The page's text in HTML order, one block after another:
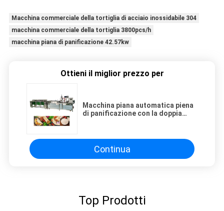
Macchina commerciale della tortiglia di acciaio inossidabile 304
macchina commerciale della tortiglia 3800pcs/h
macchina piana di panificazione 42.57kw
Ottieni il miglior prezzo per
Macchina piana automatica piena
di panificazione con la doppia
Continua
Top Prodotti